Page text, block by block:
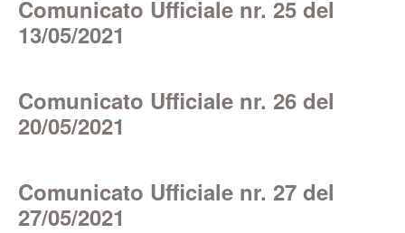
Comunicato Ufficiale nr. 25 del
13/05/2021
Comunicato Ufficiale nr. 26 del
20/05/2021
Comunicato Ufficiale nr. 27 del
27/05/2021